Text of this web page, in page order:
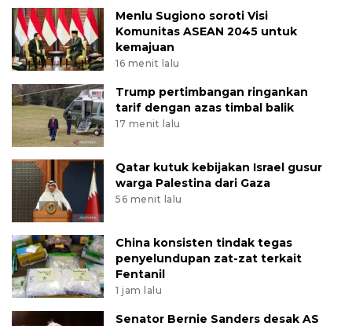
Menlu Sugiono soroti Visi
Komunitas ASEAN 2045 untuk
kemajuan
16 menit lalu
Trump pertimbangan ringankan
tarif dengan azas timbal balik
17 menit lalu
Qatar kutuk kebijakan Israel gusur
warga Palestina dari Gaza
56 menit lalu
China konsisten tindak tegas
penyelundupan zat-zat terkait
Fentanil
1 jam lalu
Senator Bernie Sanders desak AS